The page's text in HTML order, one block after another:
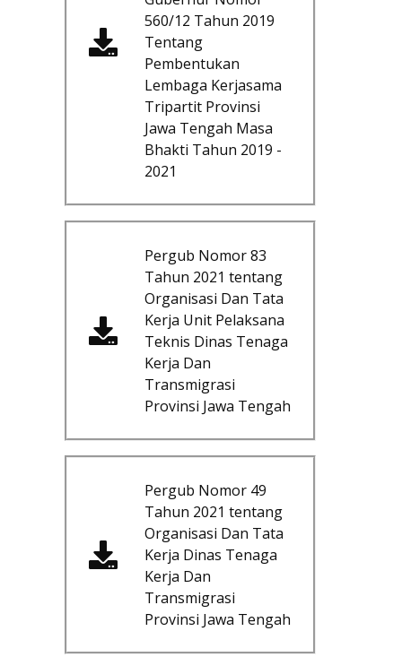
560/12 Tahun 2019
Tentang
Pembentukan
Lembaga Kerjasama
Tripartit Provinsi
Jawa Tengah Masa
Bhakti Tahun 2019 -
2021
Pergub Nomor 83
Tahun 2021 tentang
Organisasi Dan Tata
Kerja Unit Pelaksana
Teknis Dinas Tenaga
Kerja Dan
Transmigrasi
Provinsi Jawa Tengah
Pergub Nomor 49
Tahun 2021 tentang
Organisasi Dan Tata
Kerja Dinas Tenaga
Kerja Dan
Transmigrasi
Provinsi Jawa Tengah